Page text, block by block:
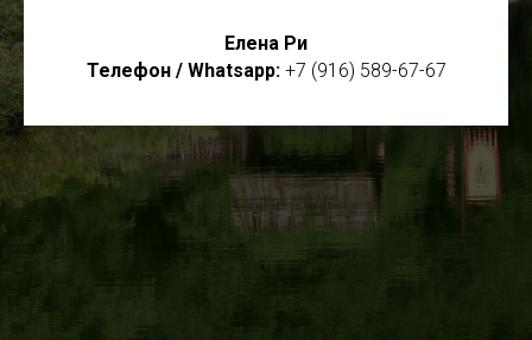
Елена Ри
Телефон / Whatsapp:+7 (916) 589-67-67